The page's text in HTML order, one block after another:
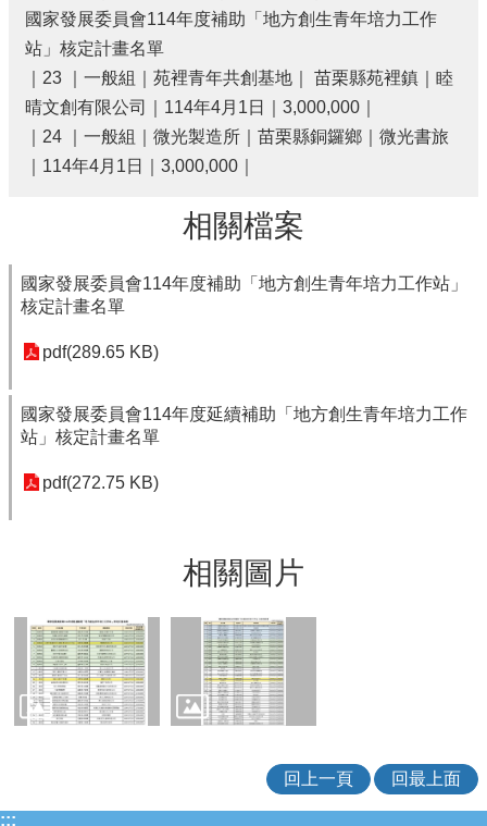
網
站
連
結
政
資
補
助
開
法
規
等
專
區
勞
動
國家發展委員會114年度補助「地方創生青年培力工作
站」核定計畫名單
｜23 ｜一般組｜苑裡青年共創基地｜ 苗栗縣苑裡鎮｜睦
晴文創有限公司｜114年4月1日｜3,000,000｜
｜24 ｜一般組｜微光製造所｜苗栗縣銅鑼鄉｜微光書旅
｜114年4月1日｜3,000,000｜
相關檔案
國家發展委員會114年度補助「地方創生青年培力工作站」
核定計畫名單
pdf(289.65 KB)
國家發展委員會114年度延續補助「地方創生青年培力工作
站」核定計畫名單
pdf(272.75 KB)
相關圖片
回上一頁 回最上面
:::